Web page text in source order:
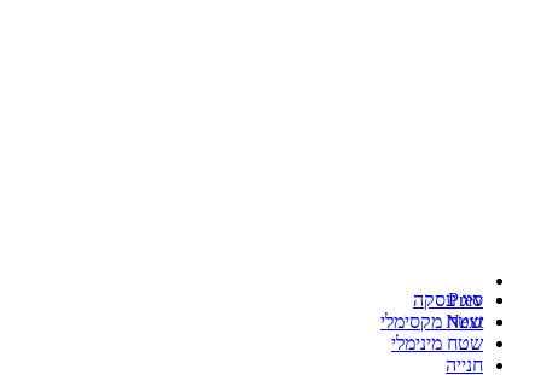
Prev
Next
סוג עסקה
שטח מקסימלי
שטח מינימלי
חנייה